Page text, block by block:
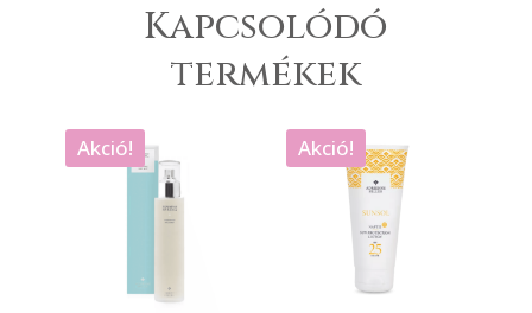
Kapcsolódó
termékek
Akció! Akció!